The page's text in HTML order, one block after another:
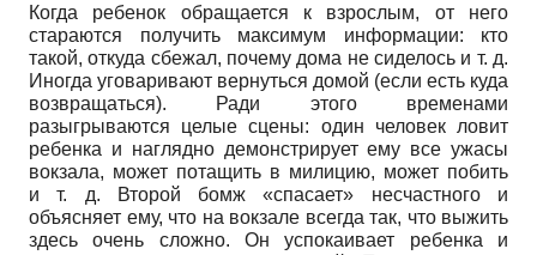
Когда ребенок обращается к взрослым, от него
стараются получить максимум информации: кто
такой, откуда сбежал, почему дома не сиделось и т. д.
Иногда уговаривают вернуться домой (если есть куда
возвращаться). Ради этого временами
разыгрываются целые сцены: один человек ловит
ребенка и наглядно демонстрирует ему все ужасы
вокзала, может потащить в милицию, может побить
и т. д. Второй бомж «спасает» несчастного и
объясняет ему, что на вокзале всегда так, что выжить
здесь очень сложно. Он успокаивает ребенка и